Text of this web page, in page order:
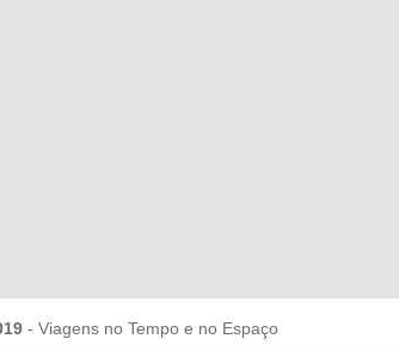
- Viagens no Tempo e no Espaço